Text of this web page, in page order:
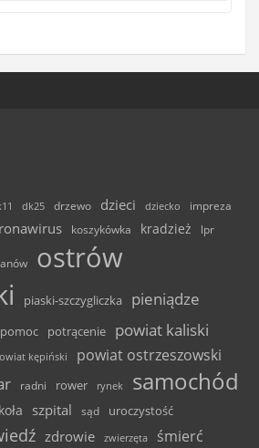
dk25 drzewo dzieci dziecko
impreza
koszykówka kradzież lpr
ostrów
piaski-szczygliczka pieniądze
pomoc potrącenie powiat kaliski
kępiński powiat ostrzeszowski
radni rower rynek samochód
szpital sąd uroczystość
zdrowie zwierzęta śmierć